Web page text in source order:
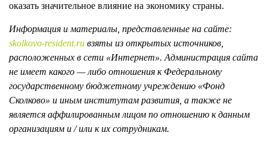
оказать значительное влияние на экономику страны.
Информация и материалы, представленные на сайте:
skolkovo-resident.ru взяты из открытых источников,
расположенных в сети «Интернет». Администрация сайта
не имеет какого — либо отношения к Федеральному
государственному бюджетному учреждению «Фонд
Сколково» и иным институтам развития, а также не
является аффилированным лицом по отношению к данным
организациям и / или к их сотрудникам.